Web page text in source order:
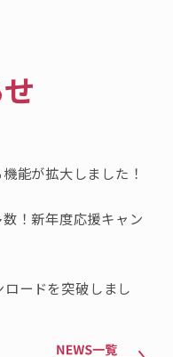
能が拡大しました！
！新年度応援キャン
ロードを突破しまし